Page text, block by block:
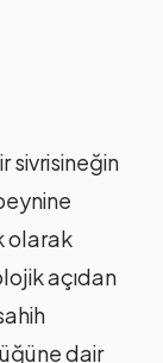
sivrisineğin
olarak
açıdan
dair